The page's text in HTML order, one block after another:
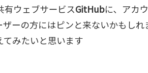
有ウェブサービスGitHubに、アカ
ザーの方にはピンと来ないかもし
みたいと思います